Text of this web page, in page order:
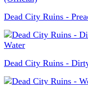
Dead City Ruins -
Dead City Ruins -